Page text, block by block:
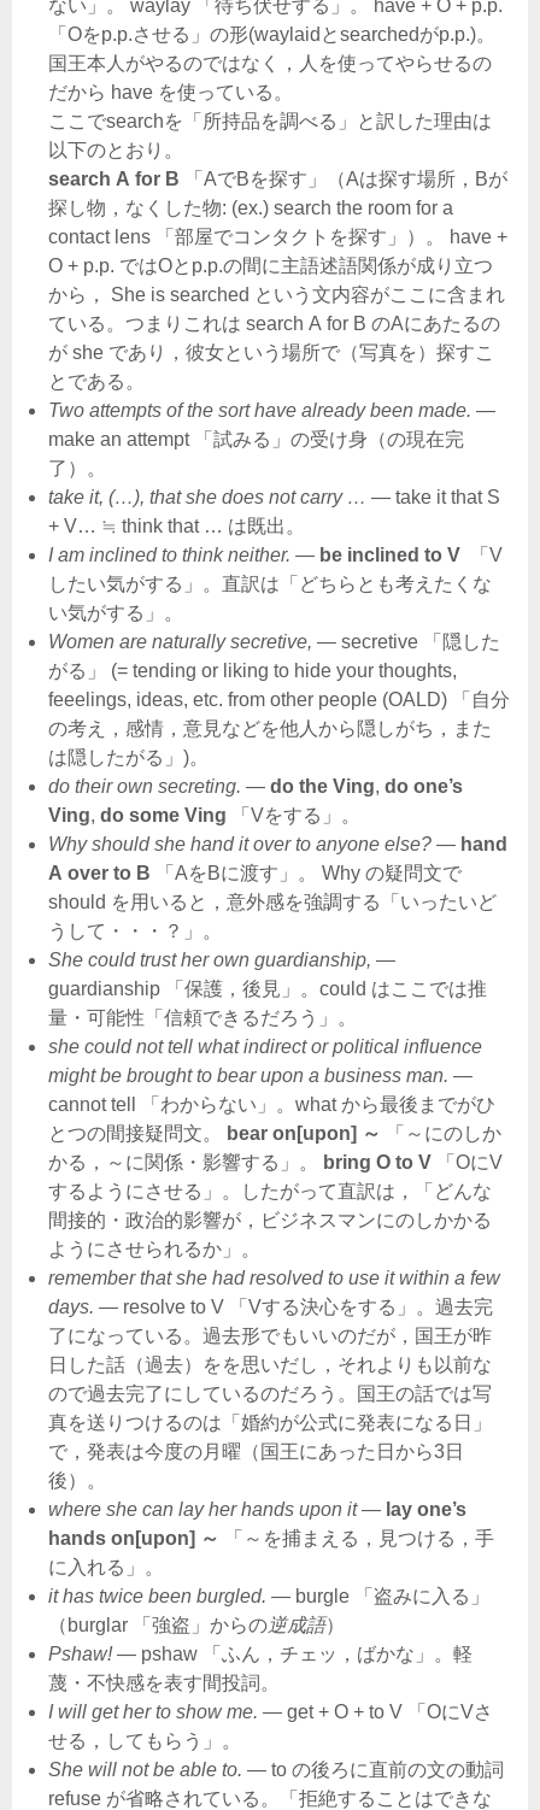
ない」。 waylay 「待ち伏せする」。 have + O + p.p.
「Oをp.p.させる」の形(waylaidとsearchedがp.p.)。
国王本人がやるのではなく，人を使ってやらせるの
だから have を使っている。
ここでsearchを「所持品を調べる」と訳した理由は
以下のとおり。
search A for B 「AでBを探す」（Aは探す場所，Bが
探し物，なくした物: (ex.) search the room for a
contact lens 「部屋でコンタクトを探す」）。 have +
O + p.p. ではOとp.p.の間に主語述語関係が成り立つ
から， She is searched という文内容がここに含まれ
ている。つまりこれは search A for B のAにあたるの
が she であり，彼女という場所で（写真を）探すこ
とである。
Two attempts of the sort have already been made. ―
make an attempt 「試みる」の受け身（の現在完
了）。
take it, (…), that she does not carry … ― take it that S
+ V… ≒ think that … は既出。
I am inclined to think neither. ― be inclined to V 「V
したい気がする」。直訳は「どちらとも考えたくな
い気がする」。
Women are naturally secretive, ― secretive 「隠した
がる」 (= tending or liking to hide your thoughts,
feeelings, ideas, etc. from other people (OALD) 「自分
の考え，感情，意見などを他人から隠しがち，また
は隠したがる」)。
do their own secreting. ― do the Ving, do one’s
Ving, do some Ving 「Vをする」。
Why should she hand it over to anyone else? ― hand
A over to B 「AをBに渡す」。 Why の疑問文で
should を用いると，意外感を強調する「いったいど
うして・・・？」。
She could trust her own guardianship, ―
guardianship 「保護，後見」。could はここでは推
量・可能性「信頼できるだろう」。
she could not tell what indirect or political influence
might be brought to bear upon a business man. ―
cannot tell 「わからない」。what から最後までがひ
とつの間接疑問文。
bear on[upon] ～
「～にのしか
かる，～に関係・影響する」。
bring O to V 「OにV
するようにさせる」。したがって直訳は，「どんな
間接的・政治的影響が，ビジネスマンにのしかかる
ようにさせられるか」。
remember that she had resolved to use it within a few
days. ― resolve to V 「Vする決心をする」。過去完
了になっている。過去形でもいいのだが，国王が昨
日した話（過去）をを思いだし，それよりも以前な
ので過去完了にしているのだろう。国王の話では写
真を送りつけるのは「婚約が公式に発表になる日」
で，発表は今度の月曜（国王にあった日から3日
後）。
where she can lay her hands upon it― lay one’s
hands on[upon] ～
「～を捕まえる，見つける，手
に入れる」。
it has twice been burgled. ― burgle 「盗みに入る」
（burglar 「強盗」からの逆成語）
Pshaw!― pshaw 「ふん，チェッ，ばかな」。軽
蔑・不快感を表す間投詞。
I will get her to show me. ― get + O + to V 「OにVさ
せる，してもらう」。
She will not be able to. ― to の後ろに直前の文の動詞
refuse が省略されている。「拒絶することはできな